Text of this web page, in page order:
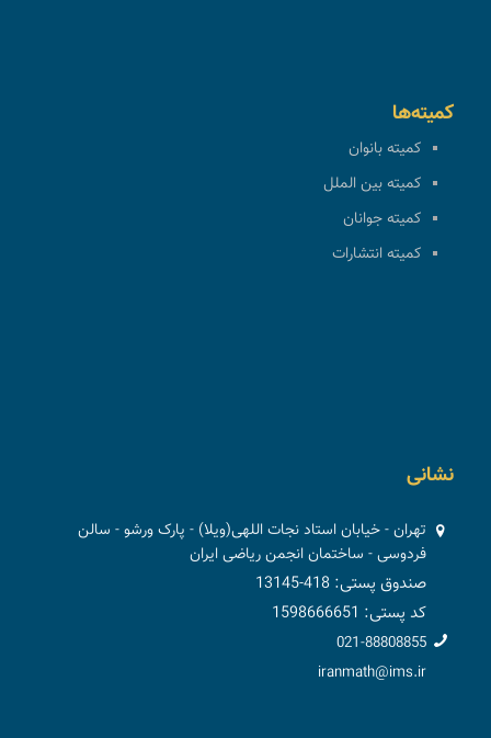
کمیته‌ها
کمیته بانوان
کمیته بین الملل
کمیته جوانان
کمیته انتشارات
نشانی
تهران - خیابان استاد نجات اللهی(ویلا) - پارک ورشو - سالن
فردوسی - ساختمان انجمن ریاضی ایران
صندوق پستی: 418-13145
کد پستی: 1598666651
021-88808855
iranmath@ims.ir